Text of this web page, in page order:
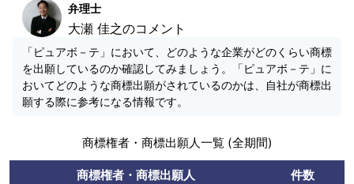
弁理士
大瀬 佳之のコメント
「ピュアボ－テ」において、どのような企業がどのくらい商標
を出願しているのか確認してみましょう。「ピュアボ－テ」に
おいてどのような商標出願がされているのかは、自社が商標出
願する際に参考になる情報です。
商標権者・商標出願人一覧 (全期間)
商標権者・商標出願人
件数